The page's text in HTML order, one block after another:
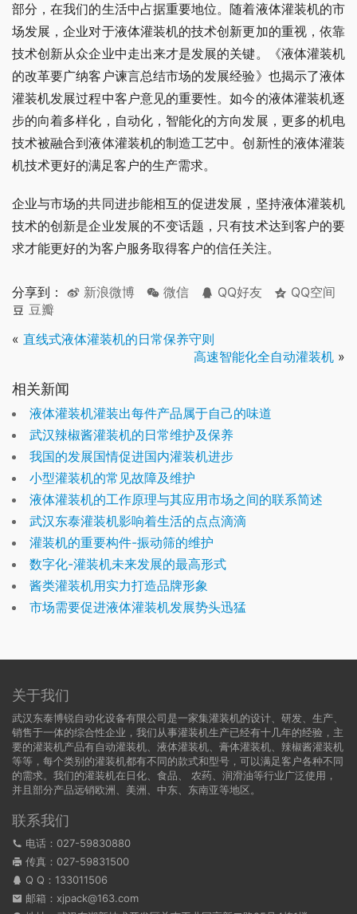
部分，在我们的生活中占据重要地位。随着液体灌装机的市
场发展，企业对于液体灌装机的技术创新更加的重视，依靠
技术创新从众企业中走出来才是发展的关键。《液体灌装机
的改革要广纳客户谏言总结市场的发展经验》也揭示了液体
灌装机发展过程中客户意见的重要性。如今的液体灌装机逐
步的向着多样化，自动化，智能化的方向发展，更多的机电
技术被融合到液体灌装机的制造工艺中。创新性的液体灌装
机技术更好的满足客户的生产需求。
企业与市场的共同进步能相互的促进发展，坚持液体灌装机
技术的创新是企业发展的不变话题，只有技术达到客户的要
求才能更好的为客户服务取得客户的信任关注。
分享到： 新浪微博 微信 QQ好友
QQ空间
豆瓣
« 直线式液体灌装机的日常保养守则
高速智能化全自动灌装机 »
相关新闻
液体灌装机灌装出每件产品属于自己的味道
武汉辣椒酱灌装机的日常维护及保养
我国的发展国情促进国内灌装机进步
小型灌装机的常见故障及维护
液体灌装机的工作原理与其应用市场之间的联系简述
武汉东泰灌装机影响着生活的点点滴滴
灌装机的重要构件-振动筛的维护
数字化-灌装机未来发展的最高形式
酱类灌装机用实力打造品牌形象
市场需要促进液体灌装机发展势头迅猛
关于我们
武汉东泰博锐自动化设备有限公司是一家集灌装机的设计、研发、生产、
销售于一体的综合性企业，我们从事灌装机生产已经有十几年的经验，主
要的灌装机产品有自动灌装机、液体灌装机、膏体灌装机、辣椒酱灌装机
等等，每个类别的灌装机都有不同的款式和型号，可以满足客户各种不同
的需求。我们的灌装机在日化、食品、 农药、润滑油等行业广泛使用，
并且部分产品远销欧洲、美洲、中东、东南亚等地区。
联系我们
电话：027-59830880
传真：027-59831500
Q Q： 133011506
邮箱：xjpack@163.com